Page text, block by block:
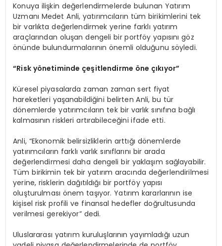
Konuya ilişkin değerlendirmelerde bulunan Yatırım
Uzmanı Medet Anli, yatırımcıların tüm birikimlerini tek
bir varlıkta değerlendirmek yerine farklı yatırım
araçlarından oluşan dengeli bir portföy yapısını göz
önünde bulundurmalarının önemli olduğunu söyledi.
“Risk yönetiminde çeşitlendirme öne çıkıyor”
Küresel piyasalarda zaman zaman sert fiyat
hareketleri yaşanabildiğini belirten Anli, bu tür
dönemlerde yatırımcıların tek bir varlık sınıfına bağlı
kalmasının riskleri artırabileceğini ifade etti.
Anli, “Ekonomik belirsizliklerin arttığı dönemlerde
yatırımcıların farklı varlık sınıflarını bir arada
değerlendirmesi daha dengeli bir yaklaşım sağlayabilir.
Tüm birikimin tek bir yatırım aracında değerlendirilmesi
yerine, risklerin dağıtıldığı bir portföy yapısı
oluşturulması önem taşıyor. Yatırım kararlarının ise
kişisel risk profili ve finansal hedefler doğrultusunda
verilmesi gerekiyor” dedi.
Uluslararası yatırım kuruluşlarının yayımladığı uzun